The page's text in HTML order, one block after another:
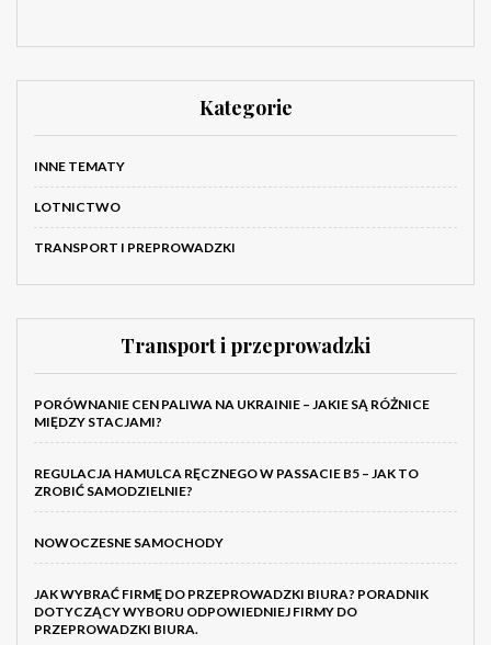
Kategorie
INNE TEMATY
LOTNICTWO
TRANSPORT I PREPROWADZKI
Transport i przeprowadzki
PORÓWNANIE CEN PALIWA NA UKRAINIE – JAKIE SĄ RÓŻNICE
MIĘDZY STACJAMI?
REGULACJA HAMULCA RĘCZNEGO W PASSACIE B5 – JAK TO
ZROBIĆ SAMODZIELNIE?
NOWOCZESNE SAMOCHODY
JAK WYBRAĆ FIRMĘ DO PRZEPROWADZKI BIURA? PORADNIK
DOTYCZĄCY WYBORU ODPOWIEDNIEJ FIRMY DO
PRZEPROWADZKI BIURA.